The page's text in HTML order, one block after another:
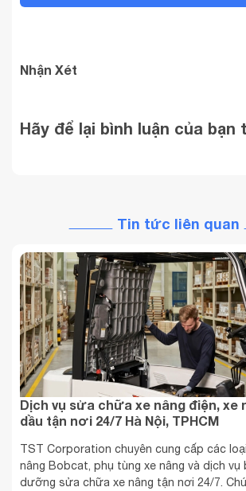
Nhận Xét
Hãy để lại bình luận của bạn
Tin tức liên quan
Dịch vụ sửa chữa xe nâng điện, xe
dầu tận nơi 24/7 Hà Nội, TPHCM
TST Corporation chuyên cung cấp các
nâng Bobcat, phụ tùng xe nâng và dịch vụ
dưỡng sửa chữa xe nâng tận nơi 24/7.